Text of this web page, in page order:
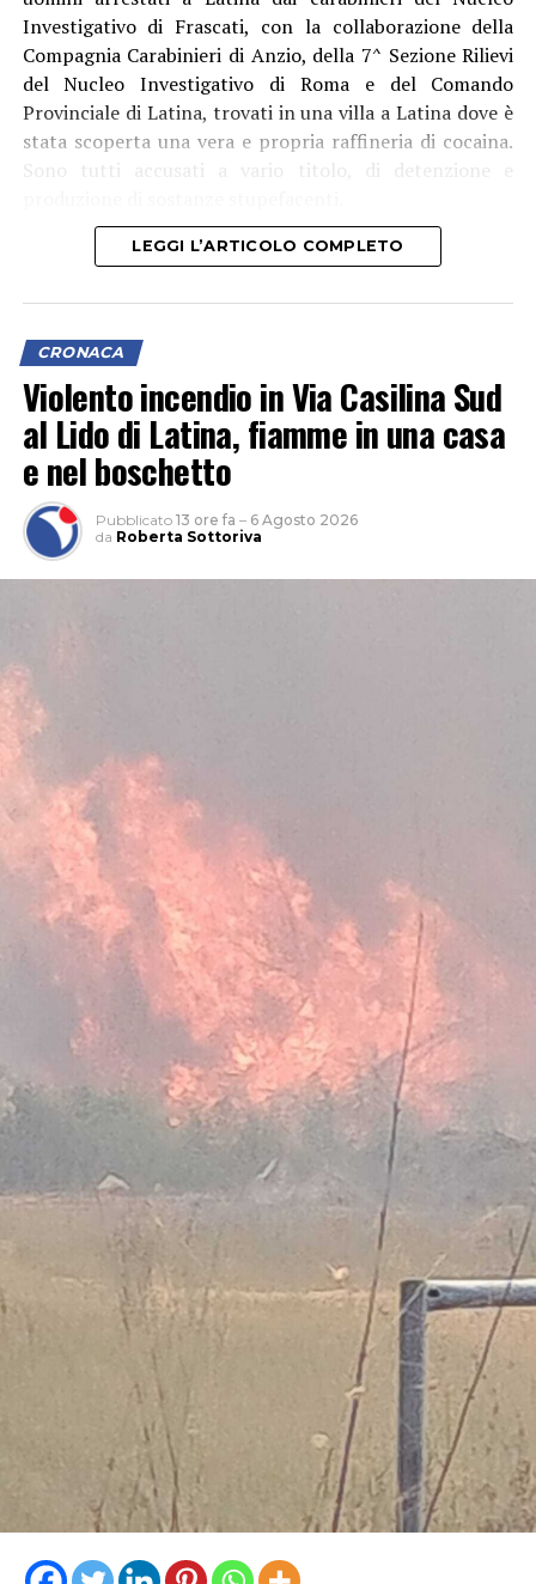
Investigativo di Frascati, con la collaborazione della
Compagnia Carabinieri di Anzio, della 7^ Sezione Rilievi
del Nucleo Investigativo di Roma e del Comando
Provinciale di Latina, trovati in una villa a Latina dove è
stata scoperta una vera e propria raffineria di cocaina.
Sono tutti accusati a vario titolo, di detenzione e
L’attività, che si è svolta grazie anche al supporto del 1°
Reggimento Carabinieri Paracadutisti “Tuscania” e del
accertamenti sul territorio.
Nella casa su via del Lido, nel tratto di via Antonio
Pennacchi, i Carabinieri hanno sequestrato 18 involucri
contenenti complessivamente circa 18,2 kg di cocaina,
la somma in contanti di 8.810 euro, una macchina
conta-soldi, due orologi di lusso, vari gioielli e preziosi, 6
smartphone, un computer portatile, fogli manoscritti
riportanti la contabilità dell’attività illecita, una pistola
ad aria compressa, uno sfollagente telescopico e un
I successivi e approfonditi controlli nelle pertinenze
esterne dell’immobile hanno permesso di scoprire,
abilmente occultata tra la fitta vegetazione, una vera e
propria raffineria di cocaina. Al suo interno i Carabinieri
hanno individuato un laboratorio per il taglio e il
confezionamento della droga, allestito con bilance,
setacci, forni a microonde, macchine per il sottovuoto e
presse utilizzate per la creazione dei singoli pacchi di
LEGGI L’ARTICOLO COMPLETO
CRONACA
Violento incendio in Via Casilina Sud
al Lido di Latina, fiamme in una casa
e nel boschetto
Pubblicato 13 ore fa – 6 Agosto 2026
da Roberta Sottoriva